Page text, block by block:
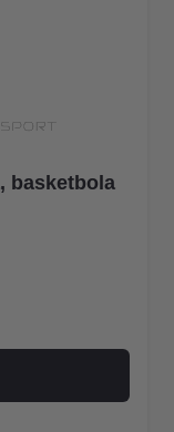
basketbola